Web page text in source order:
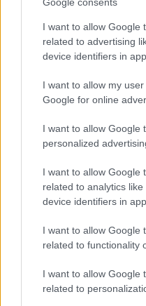
I want to allow Google
related to advertising
device identifiers in
I want to allow my
Google for online
I want to allow Google
personalized
I want to allow Google
related to analytics
device identifiers in
I want to allow Google
related to functionality
I want to allow Google
related to
Procountor on ollut
Eniten Finago
ilahduttanut sen
helppoa käyttää ja
milloin vaan ja missä
yrityksen päivittäiset
yrittämisen mieluisin
säästää paljon aikaa.
Taloushallinto on
mutta kun se sujuu
lähtisin tätä